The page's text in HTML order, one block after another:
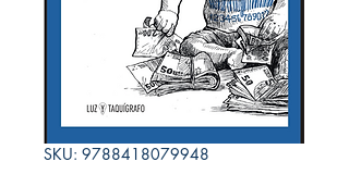
SKU: 9788418079948